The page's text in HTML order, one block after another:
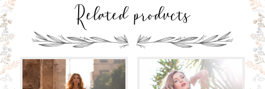
Related products